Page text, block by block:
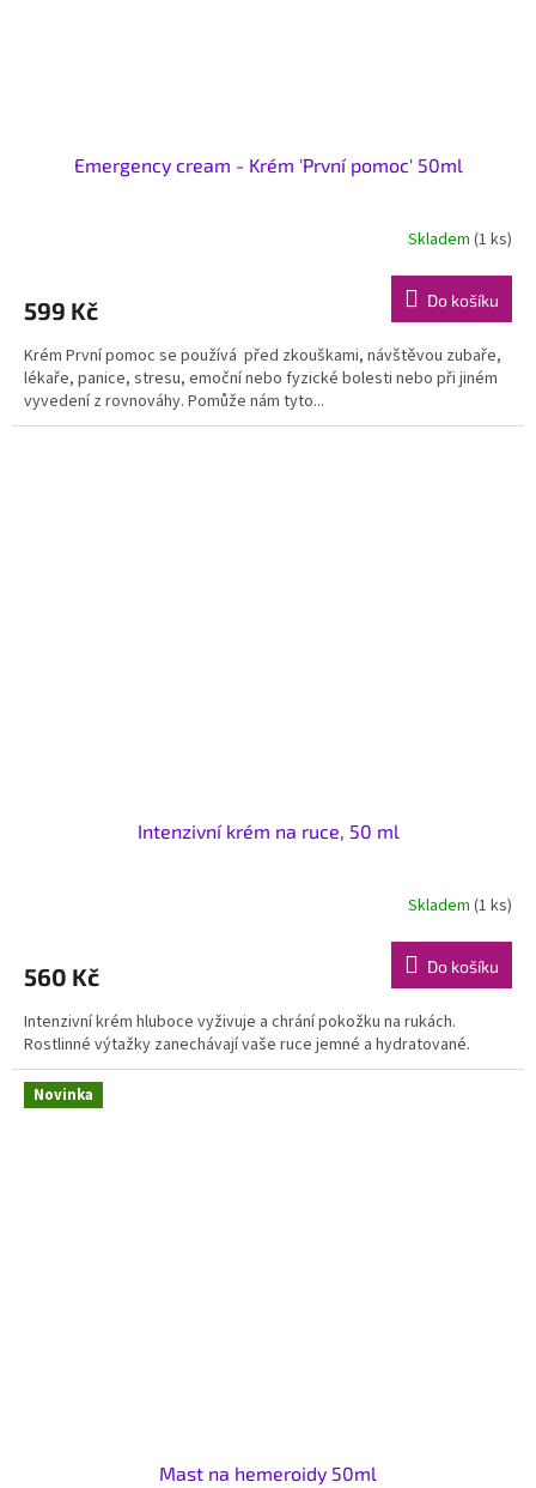
Emergency cream - Krém 'První pomoc' 50ml
Skladem (1 ks)
599 Kč Do košíku
Krém První pomoc se používá před zkouškami, návštěvou zubaře,
lékaře, panice, stresu, emoční nebo fyzické bolesti nebo při jiném
vyvedení z rovnováhy. Pomůže nám tyto...
Intenzivní krém na ruce, 50 ml
Skladem (1 ks)
560 Kč Do košíku
Intenzivní krém hluboce vyživuje a chrání pokožku na rukách.
Rostlinné výtažky zanechávají vaše ruce jemné a hydratované.
Novinka
Mast na hemeroidy 50ml